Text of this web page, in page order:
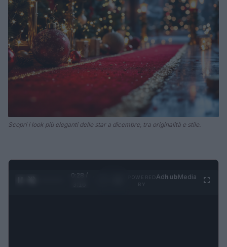
Scopri i look più eleganti delle star a dicembre, tra originalità e stile.
0:29 /
AdhubMedia